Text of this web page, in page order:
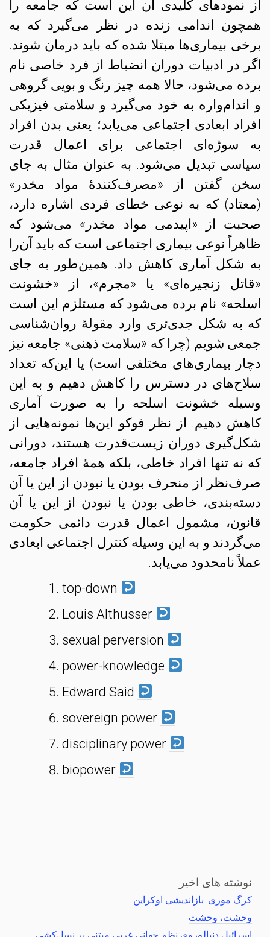
از نمودهای کلیدی آن این است که جامعه را
همچون اندامی زنده در نظر می‌گیرد که به
برخی بیماری‌ها مبتلا شده که باید درمان شوند.
اگر در ادبیات دوران انضباط از فرد خاصی نام
برده می‌شود، حالا همه چیز رنگ و بویی گروهی
و اندام‌واره به خود می‌گیرد و سلامتی فیزیکی
افراد ابعادی اجتماعی می‌یابد؛ یعنی بدن افراد
به سوژه‌ای اجتماعی برای اعمال قدرت
سیاسی تبدیل می‌شود. به عنوان مثال به جای
سخن گفتن از «مصرف‌کنندهٔ مواد مخدر»
(معتاد) که به نوعی خطای فردی اشاره دارد،
صحبت از «اپیدمی مواد مخدر» می‌شود که
ظاهراً نوعی بیماری اجتماعی است که باید آن‌را
به شکل آماری کاهش داد. همین‌طور به جای
«قاتل زنجیره‌ای» یا «مجرم»، از «خشونت
اسلحه» نام برده می‌شود که مستلزم این است
که به شکل جدی‌تری وارد مقولهٔ روان‌شناسی
جمعی شویم (چرا که «سلامت ذهنی» جامعه نیز
دچار بیماری‌های مختلفی است) یا این‌که تعداد
سلاح‌های در دسترس را کاهش دهیم و به این
وسیله خشونت اسلحه را به صورت آماری
کاهش دهیم. از نظر فوکو این‌ها نمونه‌هایی از
شکل‌گیری دوران زیست‌قدرت هستند، دورانی
که نه تنها افراد خاطی، بلکه همهٔ افراد جامعه،
صرف‌نظر از منحرف بودن یا نبودن از این یا آن
دسته‌بندی، خاطی بودن یا نبودن از این یا آن
قانون، مشمول اعمال قدرت دائمی حکومت
می‌گردند و به این وسیله کنترل اجتماعی ابعادی
عملاً نامحدود می‌یابد.
top-down
Louis Althusser
sexual perversion
power-knowledge
Edward Said
sovereign power
disciplinary power
biopower
نوشته های اخیر
کرگ موری: بازاندیشی اوکراین
وحشت، وحشت